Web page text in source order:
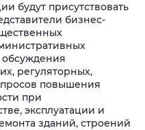
будут присутствовать
бизнес-
обсуждения
регуляторных,
повышения
при
эксплуатации и
зданий, строений